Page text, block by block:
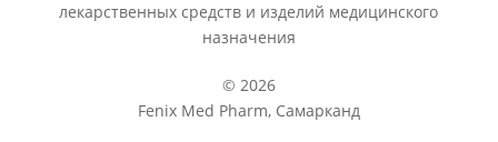
лекарственных средств и изделий медицинского
назначения
© 2026
Fenix Med Pharm, Самарканд